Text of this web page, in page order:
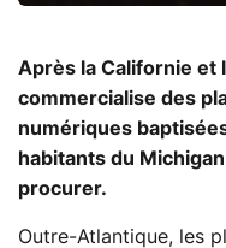
Après la Californie et
commercialise des
numériques
habitants du
procurer.
Outre-Atlantique, les